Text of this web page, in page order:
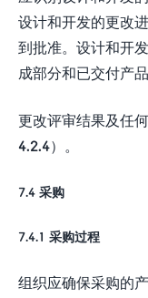
设计和开发的更改
到批准。设计和开
成部分和已交付产品
更改评审结果及任
4.2.4）。
7.4 采购
7.4.1 采购过程
组织应确保采购的